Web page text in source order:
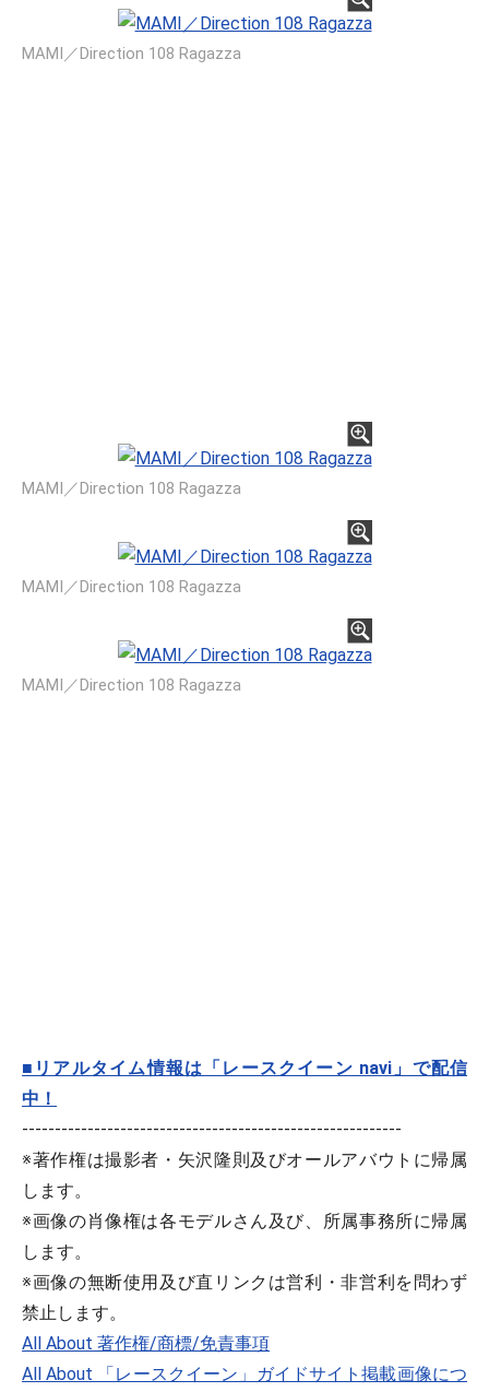
MAMI／Direction 108 Ragazza
MAMI／Direction 108 Ragazza
MAMI／Direction 108 Ragazza
MAMI／Direction 108 Ragazza
■リアルタイム情報は「レースクイーン navi」で配信
中！
----------------------------------------------------------
※著作権は撮影者・矢沢隆則及びオールアバウトに帰属
します。
※画像の肖像権は各モデルさん及び、所属事務所に帰属
します。
※画像の無断使用及び直リンクは営利・非営利を問わず
禁止します。
All About 著作権/商標/免責事項
All About 「レースクイーン」ガイドサイト掲載画像につ